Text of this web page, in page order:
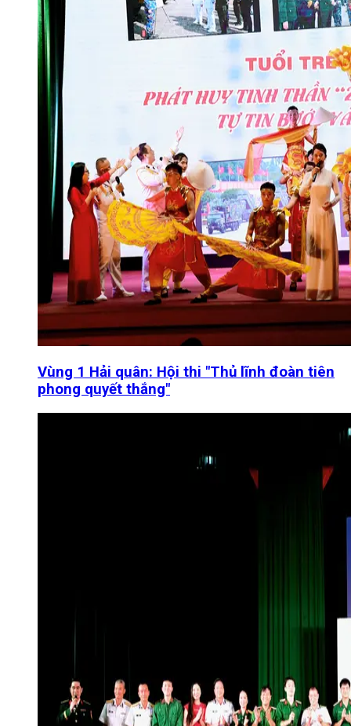
Vùng 1 Hải quân: Hội thi "Thủ lĩnh đoàn tiên
phong quyết thắng"